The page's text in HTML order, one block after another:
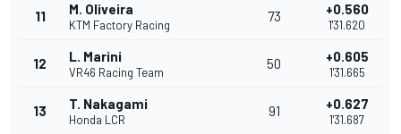
11 M. Oliveira
KTM Factory Racing
73 +0.560
1'31.620
12 L. Marini
VR46 Racing Team
50 +0.605
1'31.665
13 T. Nakagami
Honda LCR
91 +0.627
1'31.687